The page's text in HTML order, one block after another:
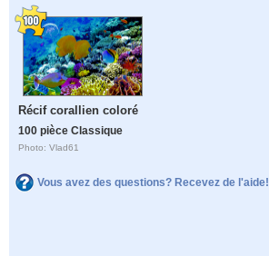
Récif corallien coloré
100 pièce Classique
Photo: Vlad61
Vous avez des questions? Recevez de l'aide!